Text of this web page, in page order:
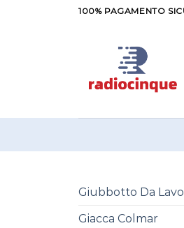
100% PAGAMENTO
Giubbotto Da
Giacca Colmar